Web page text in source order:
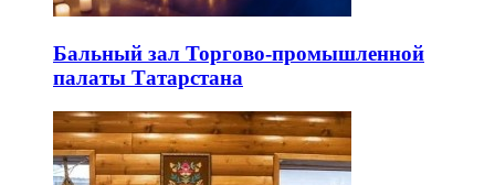
Бальный зал Торгово-промышленной
палаты Татарстана